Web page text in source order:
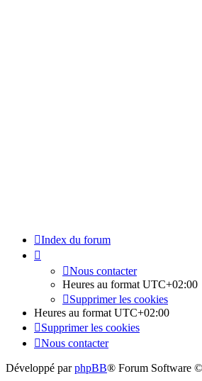
Index du forum
Nous contacter
Heures au format UTC+02:00
Supprimer les cookies
Heures au format UTC+02:00
Supprimer les cookies
Nous contacter
Développé parphpBB® Forum Software